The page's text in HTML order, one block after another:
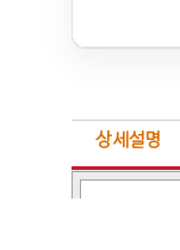
상세설명